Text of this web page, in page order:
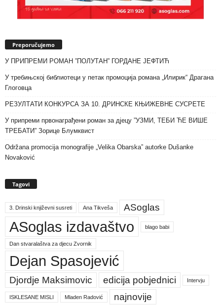
Preporučujemo
У ПРИПРЕМИ РОМАН ”ПОЛУТАН” ГОРДАНЕ ЈЕФТИЋ
У требињској библиотеци у петак промоција романа „Илирик“ Драгана
Глоговца
РЕЗУЛТАТИ КОНКУРСА ЗА 10. ДРИНСКЕ КЊИЖЕВНЕ СУСРЕТЕ
У припреми првонаграђени роман за дјецу ”УЗМИ, ТЕБИ ЋЕ ВИШЕ
ТРЕБАТИ” Зорице Блумквист
Održana promocija monografije „Velika Obarska” autorke Dušanke
Novaković
Tagovi
3. Drinski književni susreti Ana Tikveša ASoglas
ASoglas izdavaštvo blago babi
Dan stvaralaštva za djecu Zvornik
Dejan Spasojević
Djordje Maksimovic edicija pobjednici Intervju
ISKLESANE MISLI Mladen Radović najnovije